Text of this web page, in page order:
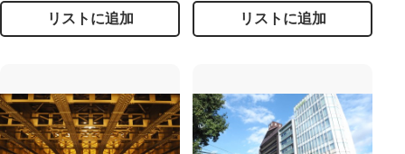
リストに追加 リストに追加